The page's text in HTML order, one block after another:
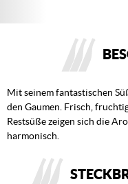
Mit seinem fantastischen
den Gaumen. Frisch,
Restsüße zeigen sich die
harmonisch.